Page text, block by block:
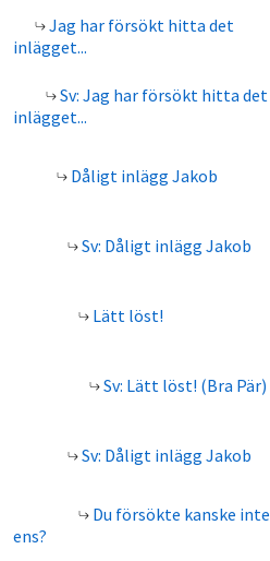
Jag har försökt hitta det
inlägget...
Sv: Jag har försökt hitta det
inlägget...
Dåligt inlägg Jakob
Sv: Dåligt inlägg Jakob
Lätt löst!
Sv: Lätt löst! (Bra Pär)
Sv: Dåligt inlägg Jakob
Du försökte kanske inte
ens?